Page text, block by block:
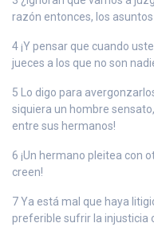
razón entonces, los asuntos
4 ¡Y pensar que cuando
jueces a los que no son
5 Lo digo para
siquiera un hombre
entre sus hermanos!
6 ¡Un hermano pleitea con
creen!
7 Ya está mal que haya
preferible sufrir la injusticia